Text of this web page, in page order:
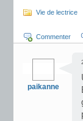
Vie de lectrice
Commenter
paikanne